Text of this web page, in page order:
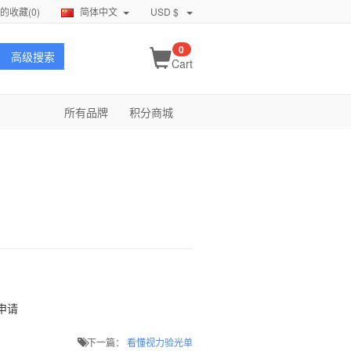
收藏(0) 简体中文 USD $
高级搜索 Cart
0
积分商城
所有品牌
请
下一篇： 看懂视力验光单